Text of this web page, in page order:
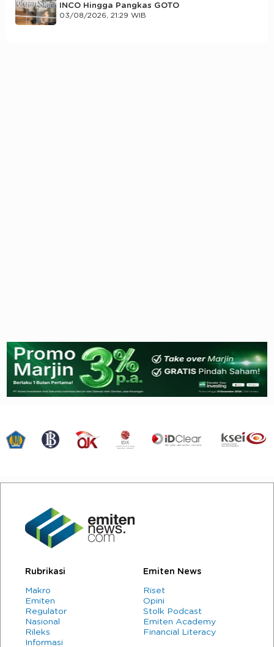
INCO Hingga Pangkas GOTO
03/08/2026, 21:29 WIB
Rubrikasi
Makro
Emiten
Regulator
Nasional
Rileks
Informasi
Emiten News
Riset
Opini
Stolk Podcast
Emiten Academy
Financial Literacy